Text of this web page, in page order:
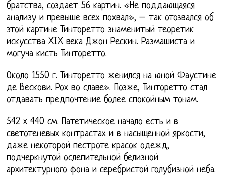
братства, создает 56 картин. «Не поддающаяся
анализу и превыше всех похвал», – так отозвался об
этой картине Тинторетто знаменитый теоретик
искусства XIX века Джон Рескин. Размашиста и
могуча кисть Тинторетто.
Около 1550 г. Тинторетто женился на юной Фаустине
де Вескови. Рох во славе». Позже, Тинторетто стал
отдавать предпочтение более спокойным тонам.
542 x 440 см. Патетическое начало есть и в
светотеневых контрастах и в насыщенной яркости,
даже некоторой пестроте красок одежд,
подчеркнутой ослепительной белизной
архитектурного фона и серебристой голубизной неба.